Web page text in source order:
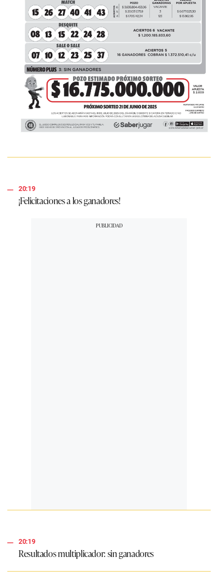
20:19
¡Felicitaciones a los ganadores!
20:19
Resultados multiplicador: sin ganadores